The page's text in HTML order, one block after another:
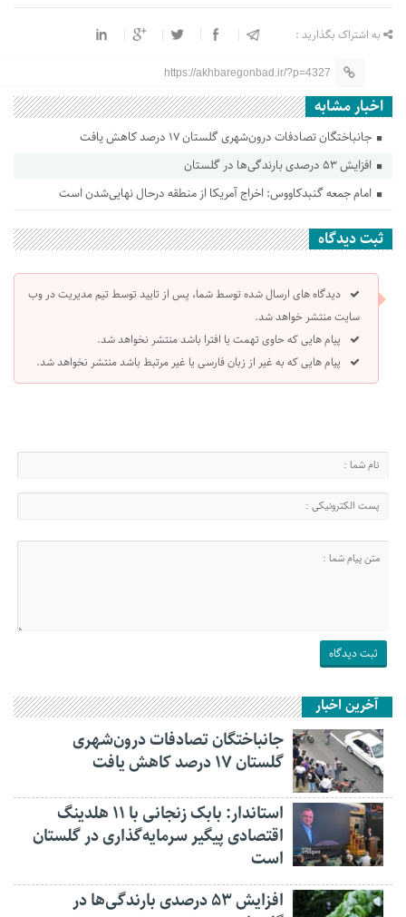
به اشتراک بگذارید :
https://akhbaregonbad.ir/?p=4327
اخبار مشابه
جانباختگان تصادفات درون‌شهری گلستان ۱۷ درصد کاهش یافت
افزایش ۵۳ درصدی بارندگی‌ها در گلستان
امام جمعه گنبدکاووس: اخراج آمریکا از منطقه درحال نهایی‌شدن است
ثبت دیدگاه
دیدگاه های ارسال شده توسط شما، پس از تایید توسط تیم مدیریت در وب
سایت منتشر خواهد شد.
پیام هایی که حاوی تهمت یا افترا باشد منتشر نخواهد شد.
پیام هایی که به غیر از زبان فارسی یا غیر مرتبط باشد منتشر نخواهد شد.
آخرین اخبار
جانباختگان تصادفات درون‌شهری
گلستان ۱۷ درصد کاهش یافت
استاندار: بابک زنجانی با ۱۱ هلدینگ
اقتصادی پیگیر سرمایه‌گذاری در گلستان
است
افزایش ۵۳ درصدی بارندگی‌ها در